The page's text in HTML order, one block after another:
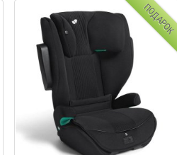
ПОДАРОК